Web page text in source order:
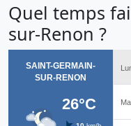
Quel temps
sur-Renon ?